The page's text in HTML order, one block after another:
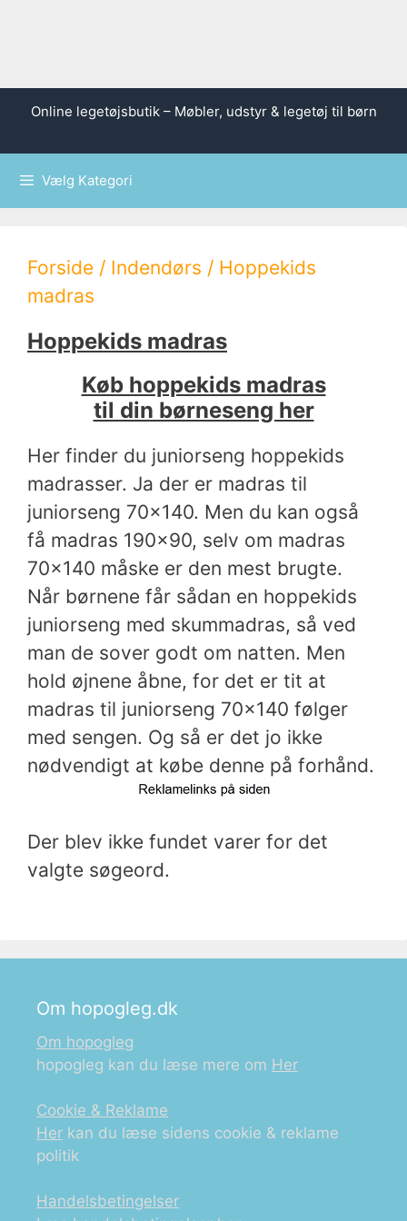
Online legetøjsbutik – Møbler, udstyr & legetøj til børn
Vælg Kategori
Forside / Indendørs / Hoppekids
madras
Hoppekids madras
Køb hoppekids madras
til din børneseng her
Her finder du juniorseng hoppekids
madrasser. Ja der er madras til
juniorseng 70×140. Men du kan også
få madras 190×90, selv om madras
70×140 måske er den mest brugte.
Når børnene får sådan en hoppekids
juniorseng med skummadras, så ved
man de sover godt om natten. Men
hold øjnene åbne, for det er tit at
madras til juniorseng 70×140 følger
med sengen. Og så er det jo ikke
nødvendigt at købe denne på forhånd.
Der blev ikke fundet varer for det
valgte søgeord.
Om hopogleg.dk
Om hopogleg
hopogleg kan du læse mere om Her
Cookie & Reklame
Her kan du læse sidens cookie & reklame
politik
Handelsbetingelser